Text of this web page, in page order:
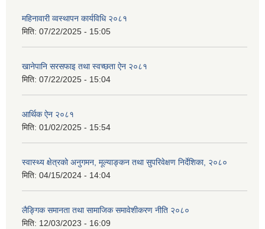
महिनावारी व्वस्थापन कार्यविधि २०८१
मिति: 07/22/2025 - 15:05
खानेपानि सरसफाइ तथा स्वच्छता ऐन २०८१
मिति: 07/22/2025 - 15:04
आर्थिक ऐन २०८१
मिति: 01/02/2025 - 15:54
स्वास्थ्य क्षेत्रको अनुगमन, मूल्याङ्कन तथा सुपरिवेक्षण निर्देशिका, २०८०
मिति: 04/15/2024 - 14:04
लैङ्गिक समानता तथा सामाजिक समावेशीकरण नीति २०८०
मिति: 12/03/2023 - 16:09